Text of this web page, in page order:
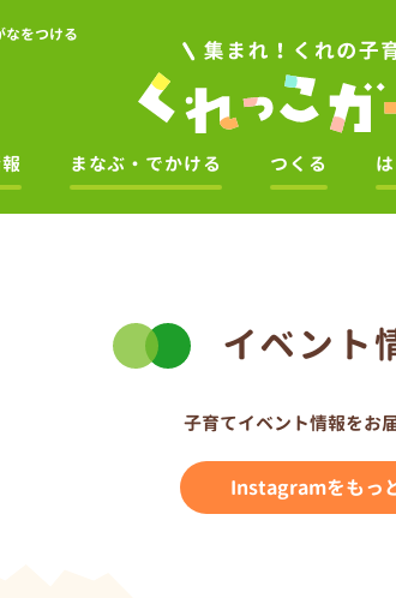
なをつける
まなぶ・でかける つくる
イベント
子育てイベント情報をお
Instagramをもっ